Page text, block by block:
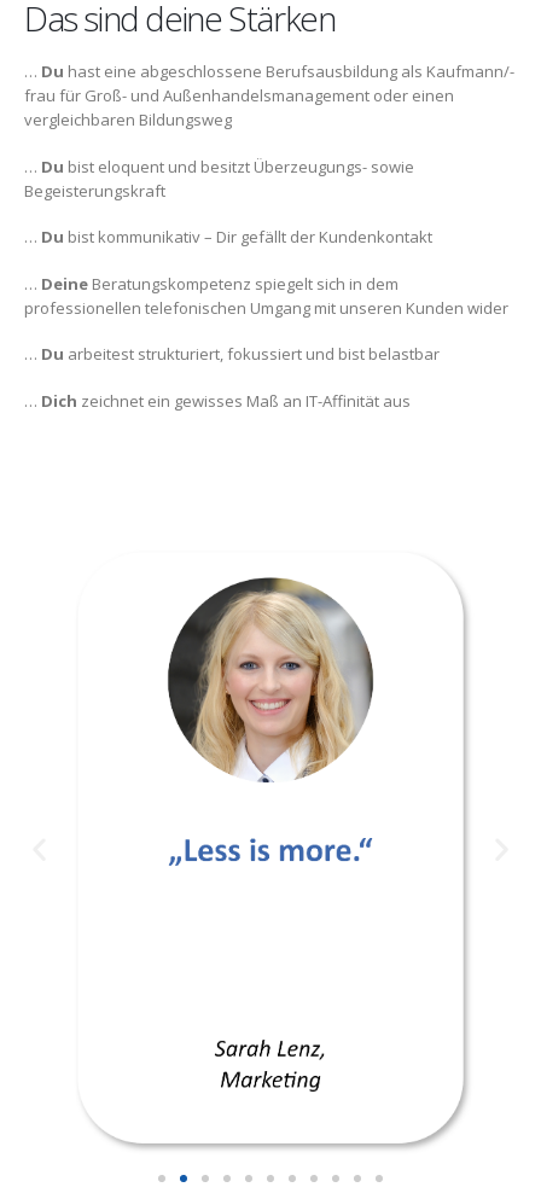
Das sind deine Stärken
… Du hast eine abgeschlossene Berufsausbildung als Kaufmann/-
frau für Groß- und Außenhandelsmanagement oder einen
vergleichbaren Bildungsweg
… Du bist eloquent und besitzt Überzeugungs- sowie
Begeisterungskraft
… Du bist kommunikativ – Dir gefällt der Kundenkontakt
… Deine Beratungskompetenz spiegelt sich in dem
professionellen telefonischen Umgang mit unseren Kunden wider
… Du arbeitest strukturiert, fokussiert und bist belastbar
… Dich zeichnet ein gewisses Maß an IT-Affinität aus